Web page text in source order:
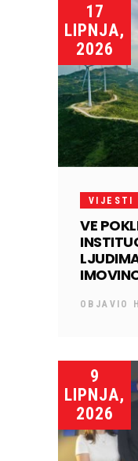
17
LIPNJA,
2026
VIJESTI
VE
OBJAVIO
9
LIPNJA,
2026